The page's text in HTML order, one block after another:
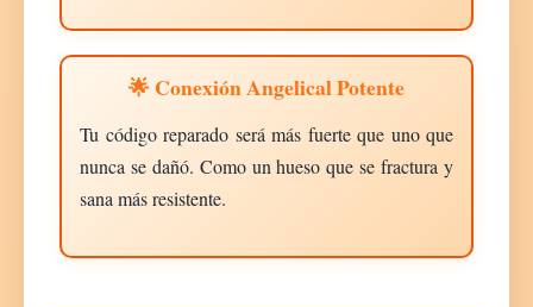
🌟 Conexión Angelical Potente
Tu código reparado será más fuerte que uno que
nunca se dañó. Como un hueso que se fractura y
sana más resistente.